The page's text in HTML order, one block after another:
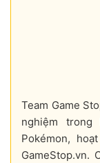
Team Game
nghiệm
Pokémon,
GameStop.vn.